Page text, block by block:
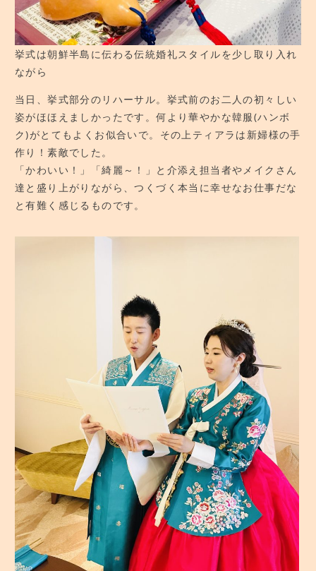
挙式は朝鮮半島に伝わる伝統婚礼スタイルを少し取り入れ
ながら
当日、挙式部分のリハーサル。挙式前のお二人の初々しい
姿がほほえましかったです。何より華やかな韓服(ハンボ
ク)がとてもよくお似合いで。その上ティアラは新婦様の手
作り！素敵でした。
「かわいい！」「綺麗～！」と介添え担当者やメイクさん
達と盛り上がりながら、つくづく本当に幸せなお仕事だな
と有難く感じるものです。